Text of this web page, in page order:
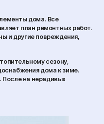
дома. Все
план ремонтных работ.
и другие повреждения,
сезону,
дома к зиме.
После на нерадивых